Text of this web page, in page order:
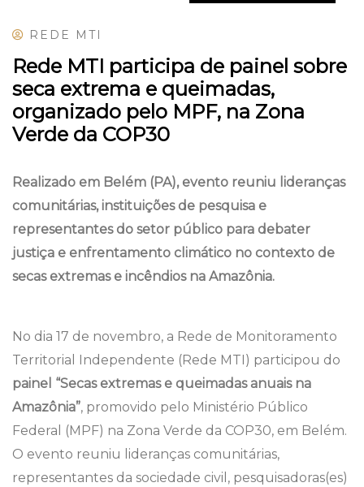
REDE MTI
Rede MTI participa de painel sobre
seca extrema e queimadas,
organizado pelo MPF, na Zona
Verde da COP30
Realizado em Belém (PA), evento reuniu lideranças
comunitárias, instituições de pesquisa e
representantes do setor público para debater
justiça e enfrentamento climático no contexto de
secas extremas e incêndios na Amazônia.
No dia 17 de novembro, a Rede de Monitoramento
Territorial Independente (Rede MTI) participou do
painel “Secas extremas e queimadas anuais na
Amazônia”, promovido pelo Ministério Público
Federal (MPF) na Zona Verde da COP30, em Belém.
O evento reuniu lideranças comunitárias,
representantes da sociedade civil, pesquisadoras(es)